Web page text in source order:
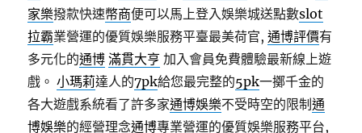
家樂撥款快速幣商便可以馬上登入娛樂城送點數slot
拉霸業營運的優質娛樂服務平臺最美荷官,通博評價有
多元化的通博 滿貫大亨 加入會員免費體驗最新線上遊
戲。小瑪莉達人的7pk給您最完整的5pk一擲千金的
各大遊戲系統看了許多家通博娛樂不受時空的限制通
博娛樂的經營理念通博專業營運的優質娛樂服務平台,